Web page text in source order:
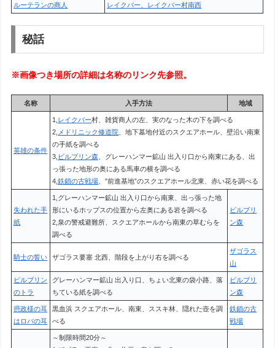
ルーテランの商人 レイクバー、レイクバー村南西
秘話
※画像つき場所の詳細は名称のリンク先参照。
名称 入手方法 地域
英雄の条件
1, レイクバー村、雑貨商人の左、実のなった木の下を調べる
2, メドリニック修道院 、地下墓地付近のスクエアホール、壁沿い南東
の手紙を調べる
3, ビルブリン森 、グレーハンマー鉱山 出入り口から南東にある、出
っ張った地形の奥にある馬車の横を調べる
4,鉄鎖の古戦場 、”前進基地”のスクエアホール北東、赤い花を調べる
失われた手
紙
1,グレーハンマー鉱山 出入り口から南東、出っ張った地
形にいるホップスの位置から左奥にある岩を調べる
2,泉の警戒避難所、スクエアホールから南東の草むらを
調べる
ビルブリ
ン森
騎士の誓い ザゴラス要塞 北西、階段を上がり右を調べる
ザゴラス
山
ビルブリン
のトラ
グレーハンマー鉱山 出入り口、ちょい北東の袋小路、落
ちている紙を調べる
ビルブリ
ン森
摂政様の耳
はロバの耳
黒血浜 スクエアホール、南東、ススキ林、隠れた壺を調
べる
鉄鎖の古
戦場
～制限時間20分～